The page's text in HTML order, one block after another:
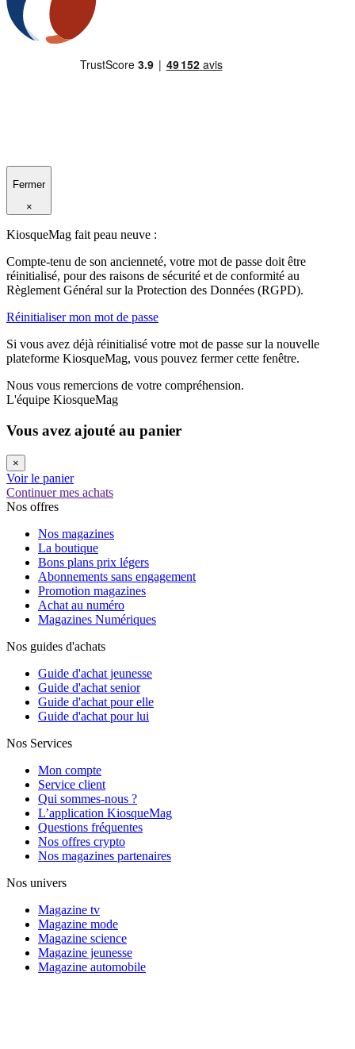
Fermer
×
KiosqueMag fait peau neuve :
Compte-tenu de son ancienneté, votre mot de passe doit être
réinitialisé, pour des raisons de sécurité et de conformité au
Règlement Général sur la Protection des Données (RGPD).
Réinitialiser mon mot de passe
Si vous avez déjà réinitialisé votre mot de passe sur la nouvelle
plateforme KiosqueMag, vous pouvez fermer cette fenêtre.
Nous vous remercions de votre compréhension.
L'équipe KiosqueMag
Vous avez ajouté au panier
×
Voir le panier
Continuer mes achats
Nos offres
Nos magazines
La boutique
Bons plans prix légers
Abonnements sans engagement
Promotion magazines
Achat au numéro
Magazines Numériques
Nos guides d'achats
Guide d'achat jeunesse
Guide d'achat senior
Guide d'achat pour elle
Guide d'achat pour lui
Nos Services
Mon compte
Service client
Qui sommes-nous ?
L’application KiosqueMag
Questions fréquentes
Nos offres crypto
Nos magazines partenaires
Nos univers
Magazine tv
Magazine mode
Magazine science
Magazine jeunesse
Magazine automobile